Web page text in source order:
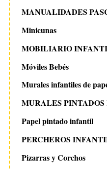
MANUALIDADES
Minicunas
MOBILIARIO
Móviles Bebés
Murales infantiles de
MURALES
Papel pintado infantil
PERCHEROS
Pizarras y Corchos